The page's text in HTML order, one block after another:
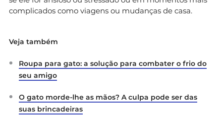
complicados como viagens ou mudanças de casa.
Veja também
Roupa para gato: a solução para combater o frio do
seu amigo
O gato morde-lhe as mãos? A culpa pode ser das
suas brincadeiras